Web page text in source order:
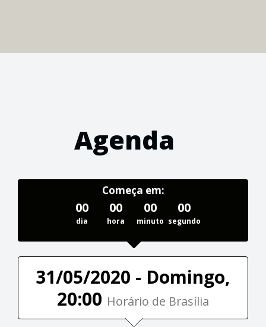
Agenda
Começa em:
00
dia
00
hora
00
minuto
00
segundo
31/05/2020 - Domingo,
20:00 Horário de Brasília